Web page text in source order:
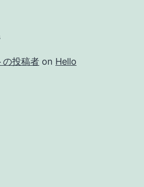
の投稿者 on Hello